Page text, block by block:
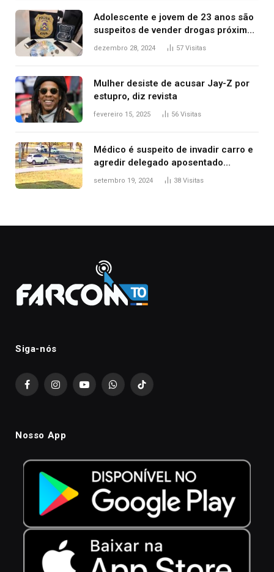
Adolescente e jovem de 23 anos são
suspeitos de vender drogas próximo
de delegacia e escola, diz polícia
dezembro 28, 2024 57 Visitas
Mulher desiste de acusar Jay-Z por
estupro, diz revista
fevereiro 15, 2025 56 Visitas
Médico é suspeito de invadir carro e
agredir delegado aposentado
durante confusão no trânsito
setembro 19, 2024 38 Visitas
Siga-nós
FacebookInstagramYouTubeWhatsAppTikTok
Nosso App